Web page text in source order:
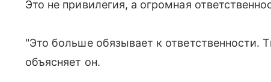
Это не привилегия, а огромная
"Это больше обязывает к ответственности.
объясняет он.